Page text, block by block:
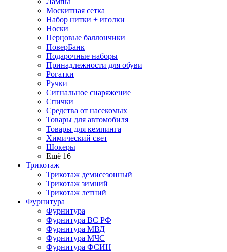
Москитная сетка
Набор нитки + иголки
Носки
Перцовые баллончики
ПоверБанк
Подарочные наборы
Принадлежности для обуви
Рогатки
Ручки
Сигнальное снаряжение
Спички
Средства от насекомых
Товары для автомобиля
Товары для кемпинга
Химический свет
Шокеры
Ещё 16
Трикотаж
Трикотаж демисезонный
Трикотаж зимний
Трикотаж летний
Фурнитура
Фурнитура
Фурнитура ВС РФ
Фурнитура МВД
Фурнитура МЧС
Фурнитура ФСИН